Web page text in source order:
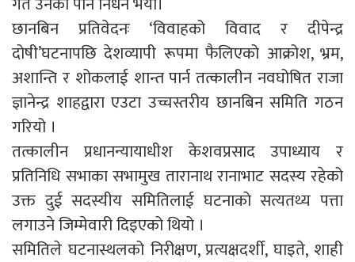
छानबिन प्रतिवेदनः ‘विवाहको विवाद र दीपेन्द्र
दोषी’घटनापछि देशव्यापी रूपमा फैलिएको आक्रोश, भ्रम,
अशान्ति र शोकलाई शान्त पार्न तत्कालीन नवघोषित राजा
ज्ञानेन्द्र शाहद्वारा एउटा उच्चस्तरीय छानबिन समिति गठन
गरियो ।
तत्कालीन प्रधानन्यायाधीश केशवप्रसाद उपाध्याय र
प्रतिनिधि सभाका सभामुख तारानाथ रानाभाट सदस्य रहेको
उक्त दुई सदस्यीय समितिलाई घटनाको सत्यतथ्य पत्ता
लगाउने जिम्मेवारी दिइएको थियो ।
समितिले घटनास्थलको निरीक्षण, प्रत्यक्षदर्शी, घाइते, शाही